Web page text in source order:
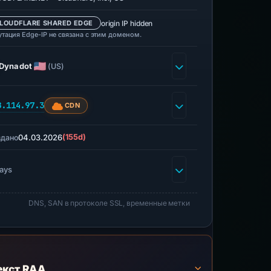
SHARED EDGE origin IP hidden
Edge-IP не связана с этим доменом.
(US)
CDN
04.03.2026(155d)
DNS, SAN в протоколе SSL, временные метки